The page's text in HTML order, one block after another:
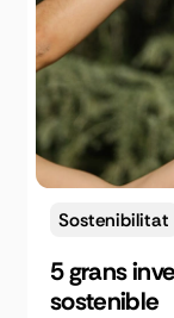
Sostenibilitat
5 grans
sostenible